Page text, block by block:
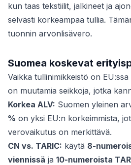
kun taas tekstiilit, jalkineet ja
selvästi korkeampaa tullia.
tuonnin arvonlisävero.
Suomea koskevat
Vaikka tullinimikkeistö on
on muutamia seikkoja, jotka
Korkea ALV: Suomen yleinen
% on yksi EU:n korkeimmista,
verovaikutus on merkittävä.
CN vs. TARIC: käytä 8-
viennissä ja 10-numeroista